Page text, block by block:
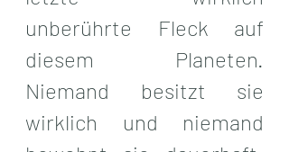
unberührte Fleck auf
diesem Planeten.
Niemand besitzt sie
wirklich und niemand